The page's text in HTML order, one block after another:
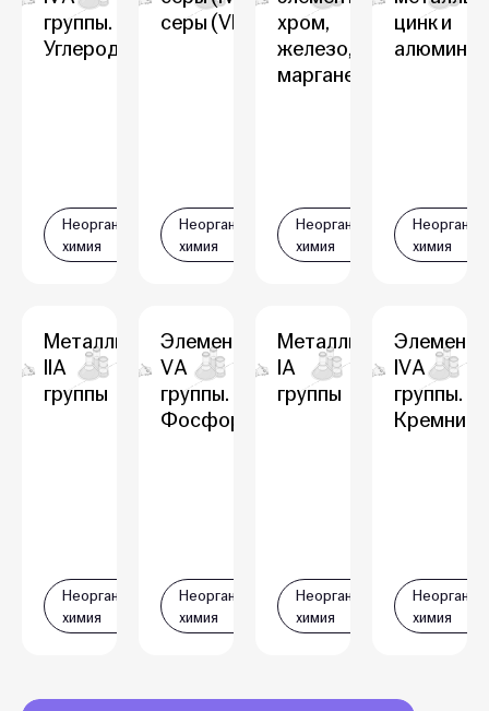
группы.
Углерод
Неорганическая
химия
серы (VI)
Неорганическая
химия
хром,
железо,
марганец
Неорганическая
химия
цинк и
алюминий
химия
Металлы
IIA
группы
Неорганическая
химия
Элементы
VА
группы.
Фосфор
Неорганическая
химия
Металлы
IA
группы
Неорганическая
химия
Элементы
IVА
группы.
Кремний
химия